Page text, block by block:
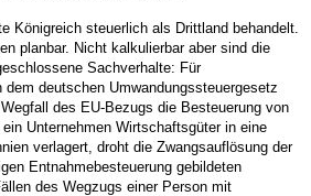
Königreich steuerlich als Drittland behandelt.
planbar. Nicht kalkulierbar aber sind die
Sachverhalte: Für
dem deutschen Umwandungssteuergesetz
des EU-Bezugs die Besteuerung von
Unternehmen Wirtschaftsgüter in eine
verlagert, droht die Zwangsauflösung der
Entnahmebesteuerung gebildeten
des Wegzugs einer Person mit